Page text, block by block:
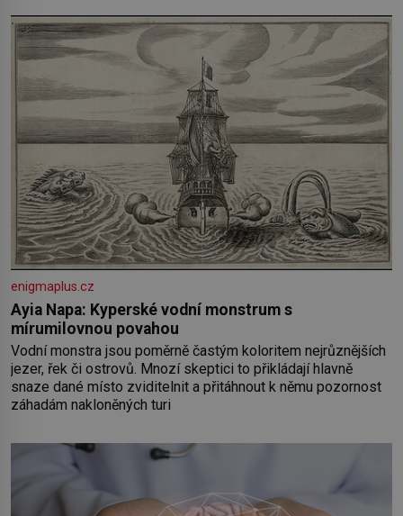
enigmaplus.cz
Ayia Napa: Kyperské vodní monstrum s
mírumilovnou povahou
Vodní monstra jsou poměrně častým koloritem nejrůznějších
jezer, řek či ostrovů. Mnozí skeptici to přikládají hlavně
snaze dané místo zviditelnit a přitáhnout k němu pozornost
záhadám nakloněných turi